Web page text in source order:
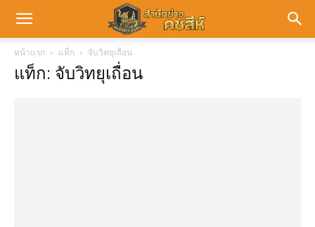
หน้าแรก แท็ก จับวิทยุเถื่อน
แท็ก: จับวิทยุเถื่อน